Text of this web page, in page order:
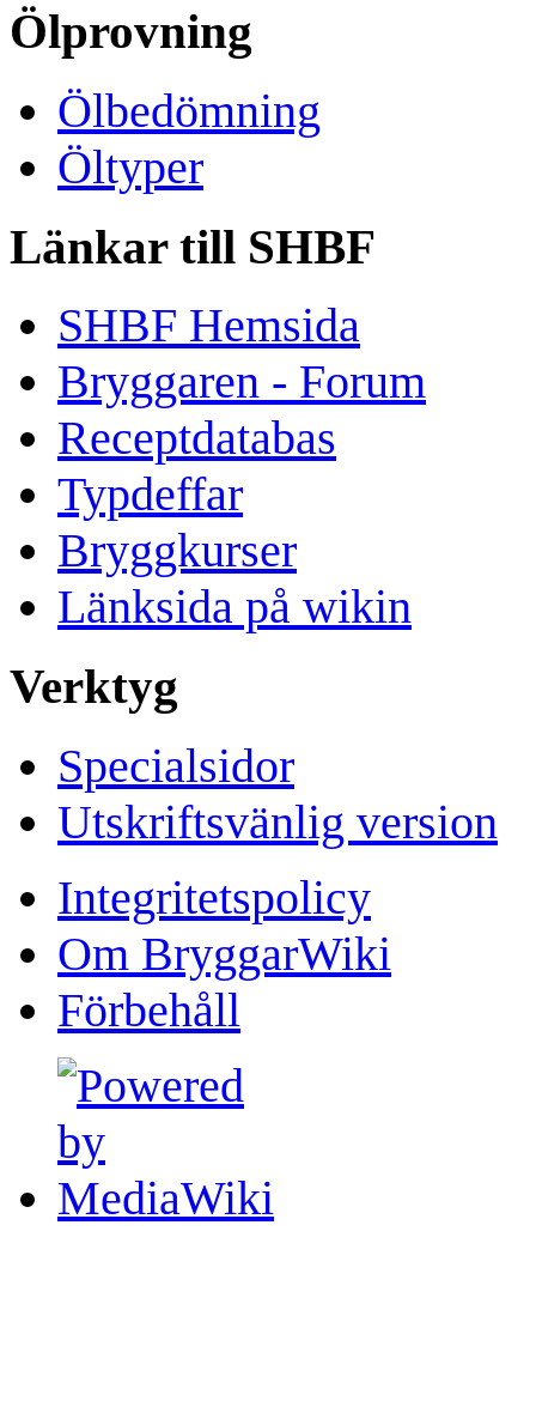
Ölprovning
Ölbedömning
Öltyper
Länkar till SHBF
SHBF Hemsida
Bryggaren - Forum
Receptdatabas
Typdeffar
Bryggkurser
Länksida på wikin
Verktyg
Specialsidor
Utskriftsvänlig version
Integritetspolicy
Om BryggarWiki
Förbehåll